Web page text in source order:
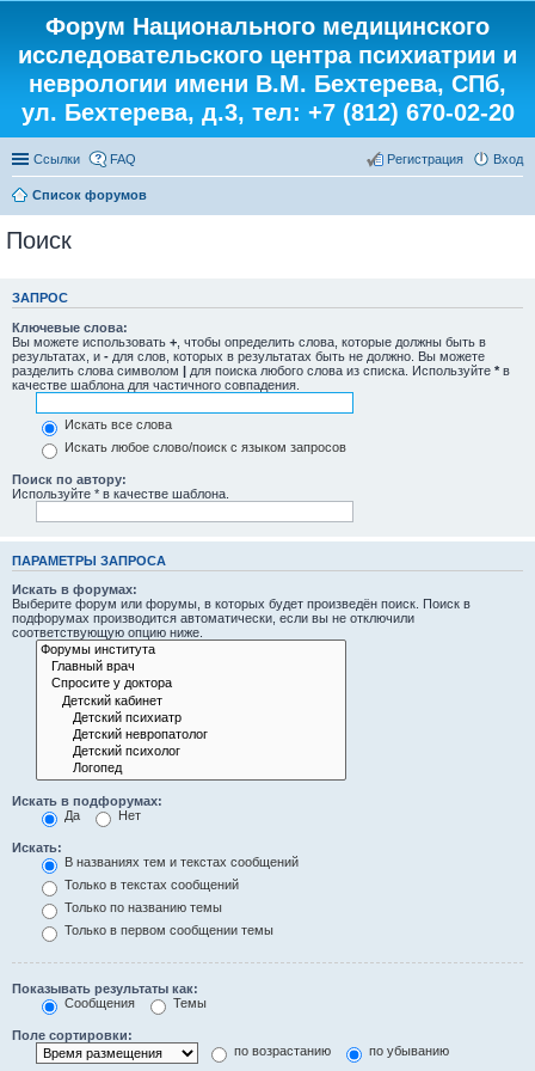
Форум Национального медицинского
исследовательского центра психиатрии и
неврологии имени В.М. Бехтерева, СПб,
ул. Бехтерева, д.3, тел: +7 (812) 670-02-20
Ссылки FAQ Вход
Регистрация
Список форумов
Поиск
ЗАПРОС
Ключевые слова:
Вы можете использовать + , чтобы определить слова, которые должны быть в
результатах, и - для слов, которых в результатах быть не должно. Вы можете
разделить слова символом | для поиска любого слова из списка. Используйте * в
качестве шаблона для частичного совпадения.
Искать все слова
Искать любое слово/поиск с языком запросов
Поиск по автору:
Используйте * в качестве шаблона.
ПАРАМЕТРЫ ЗАПРОСА
Искать в форумах:
Выберите форум или форумы, в которых будет произведён поиск. Поиск в
подфорумах производится автоматически, если вы не отключили
соответствующую опцию ниже.
Искать в подфорумах:
Да
Нет
Искать:
В названиях тем и текстах сообщений
Только в текстах сообщений
Только по названию темы
Только в первом сообщении темы
Показывать результаты как:
Сообщения
Темы
Поле сортировки:
по возрастанию
по убыванию